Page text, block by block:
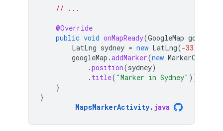
// ...
@Override
public void onMapReady(GoogleMap
LatLng sydney = new LatLng(-33.852
googleMap .addMarker(new MarkerOptions
.position(sydney)
. title( "Marker in Sydney" ));
}
}
MapsMarkerActivity. java